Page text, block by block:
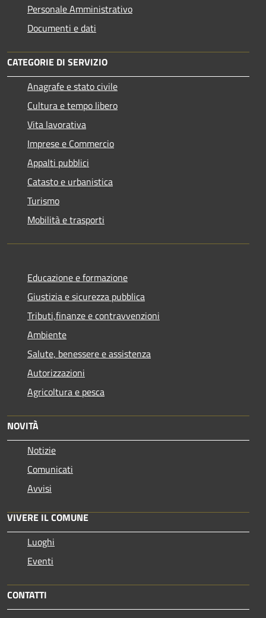
Personale Amministrativo
Documenti e dati
CATEGORIE DI SERVIZIO
Anagrafe e stato civile
Cultura e tempo libero
Vita lavorativa
Imprese e Commercio
Appalti pubblici
Catasto e urbanistica
Turismo
Mobilità e trasporti
Educazione e formazione
Giustizia e sicurezza pubblica
Tributi,finanze e contravvenzioni
Ambiente
Salute, benessere e assistenza
Autorizzazioni
Agricoltura e pesca
NOVITÀ
Notizie
Comunicati
Avvisi
VIVERE IL COMUNE
Luoghi
Eventi
CONTATTI